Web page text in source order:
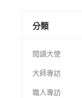
分類
閱讀大使
大師專訪
職人專訪